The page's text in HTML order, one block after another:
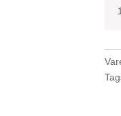
2
stk.